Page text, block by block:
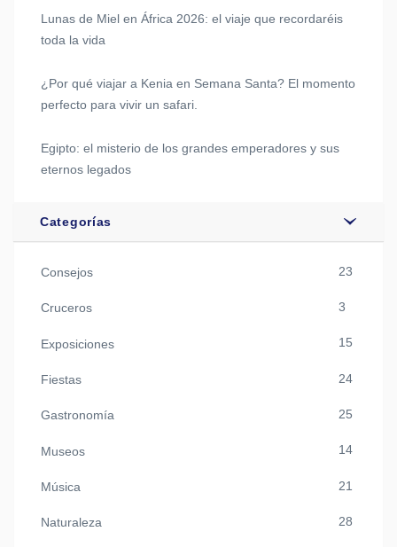
Lunas de Miel en África 2026: el viaje que recordaréis
toda la vida
¿Por qué viajar a Kenia en Semana Santa? El momento
perfecto para vivir un safari.
Egipto: el misterio de los grandes emperadores y sus
eternos legados
Categorías
Consejos 23
Cruceros 3
Exposiciones 15
Fiestas 24
Gastronomía 25
Museos 14
Música 21
Naturaleza 28